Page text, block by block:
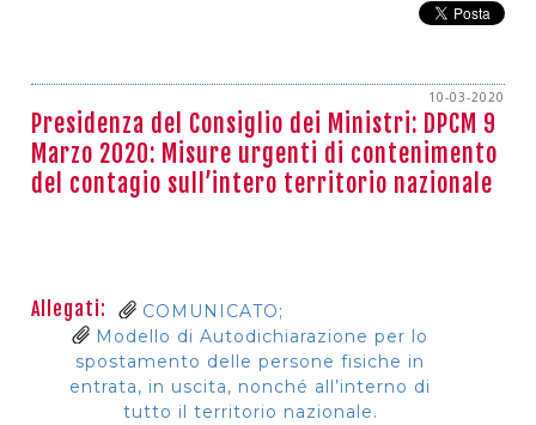
10-03-2020
Presidenza del Consiglio dei Ministri: DPCM 9
Marzo 2020: Misure urgenti di contenimento
del contagio sull’intero territorio nazionale
Allegati:
COMUNICATO;
Modello di Autodichiarazione per lo
spostamento delle persone fisiche in
entrata, in uscita, nonché all’interno di
tutto il territorio nazionale.